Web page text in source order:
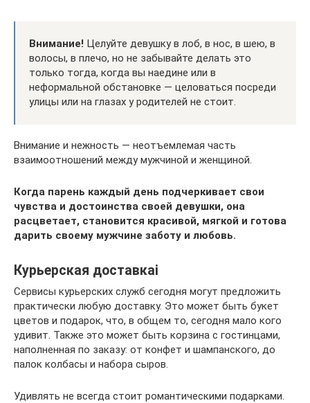
Внимание! Целуйте девушку в лоб, в нос, в шею, в
волосы, в плечо, но не забывайте делать это
только тогда, когда вы наедине или в
неформальной обстановке — целоваться посреди
улицы или на глазах у родителей не стоит.
Внимание и нежность — неотъемлемая часть
взаимоотношений между мужчиной и женщиной.
Когда парень каждый день подчеркивает свои
чувства и достоинства своей девушки, она
расцветает, становится красивой, мягкой и готова
дарить своему мужчине заботу и любовь.
Курьерская доставкаi
Сервисы курьерских служб сегодня могут предложить
практически любую доставку. Это может быть букет
цветов и подарок, что, в общем то, сегодня мало кого
удивит. Также это может быть корзина с гостинцами,
наполненная по заказу: от конфет и шампанского, до
палок колбасы и набора сыров.
Удивлять не всегда стоит романтическими подарками.